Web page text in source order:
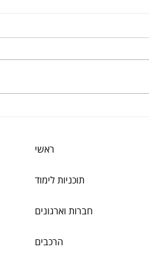
קודם כל "כן"
ראשי
תוכניות לימוד
חברות וארגונים
הרכבים